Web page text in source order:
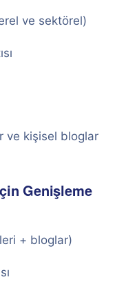
ve sektörel)
ve kişisel bloglar
Genişleme
+ bloglar)